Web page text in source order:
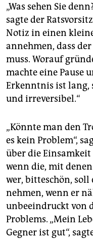
„Was sehen Sie
sagte der
Notiz in einen
annehmen, dass
muss. Worauf
machte eine Pause
Erkenntnis ist lang,
und irreversibel.“
„Könnte man den
es kein Problem“,
über die
wenn die, mit
wer, bitteschön, soll
nehmen, wenn er
unbeeindruckt von
Problems. „Mein
Gegner ist gut“,